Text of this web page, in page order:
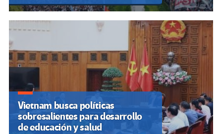
Vietnam busca políticas
sobresalientes para desarrollo
de educación y salud